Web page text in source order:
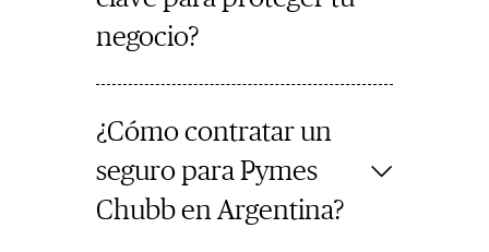
negocio?
¿Cómo contratar un
seguro para Pymes
Chubb en Argentina?